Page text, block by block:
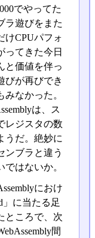
でやってた
ラ遊びをまた
けCPUパフォ
ってきた今日
と価値を伴っ
びが再びでき
みなかった。
は、ス
レジスタの数
うだ。絶妙に
ンブラと違う
ではないか。
におけ
」に当たる足
ところで、次
間